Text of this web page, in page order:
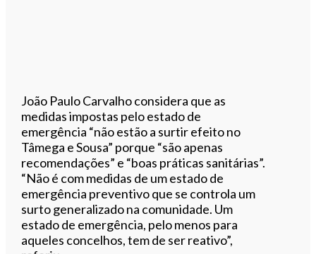
João Paulo Carvalho considera que as
medidas impostas pelo estado de
emergência “não estão a surtir efeito no
Tâmega e Sousa” porque “são apenas
recomendações” e “boas práticas sanitárias”.
“Não é com medidas de um estado de
emergência preventivo que se controla um
surto generalizado na comunidade. Um
estado de emergência, pelo menos para
aqueles concelhos, tem de ser reativo”,